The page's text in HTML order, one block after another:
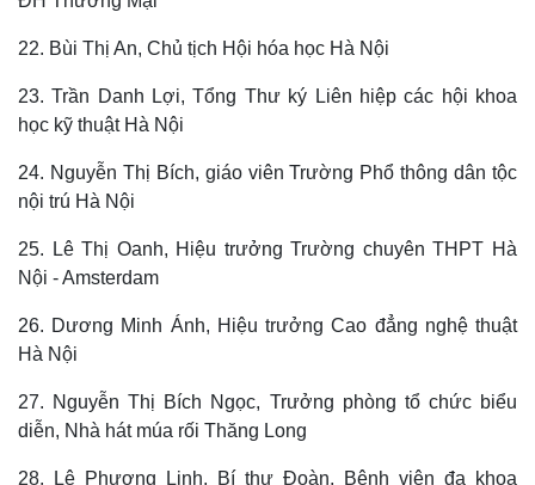
Bất động sản
Khởi nghiệp
Giá vàng
Chứng khoán
22. Bùi Thị An, Chủ tịch Hội hóa học Hà Nội
23. Trần Danh Lợi, Tổng Thư ký Liên hiệp các hội khoa
học kỹ thuật Hà Nội
24. Nguyễn Thị Bích, giáo viên Trường Phổ thông dân tộc
nội trú Hà Nội
25. Lê Thị Oanh, Hiệu trưởng Trường chuyên THPT Hà
Nội - Amsterdam
26. Dương Minh Ánh, Hiệu trưởng Cao đẳng nghệ thuật
Hà Nội
27. Nguyễn Thị Bích Ngọc, Trưởng phòng tổ chức biểu
diễn, Nhà hát múa rối Thăng Long
28. Lê Phương Linh, Bí thư Đoàn, Bệnh viện đa khoa